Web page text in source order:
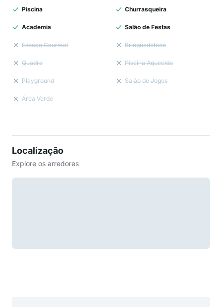
Piscina Churrasqueira
Academia Salão de Festas
Espaço Gourmet Brinquedoteca
Quadra Piscina Aquecida
Playground Salão de Jogos
Área Verde
Localização
Explore os arredores